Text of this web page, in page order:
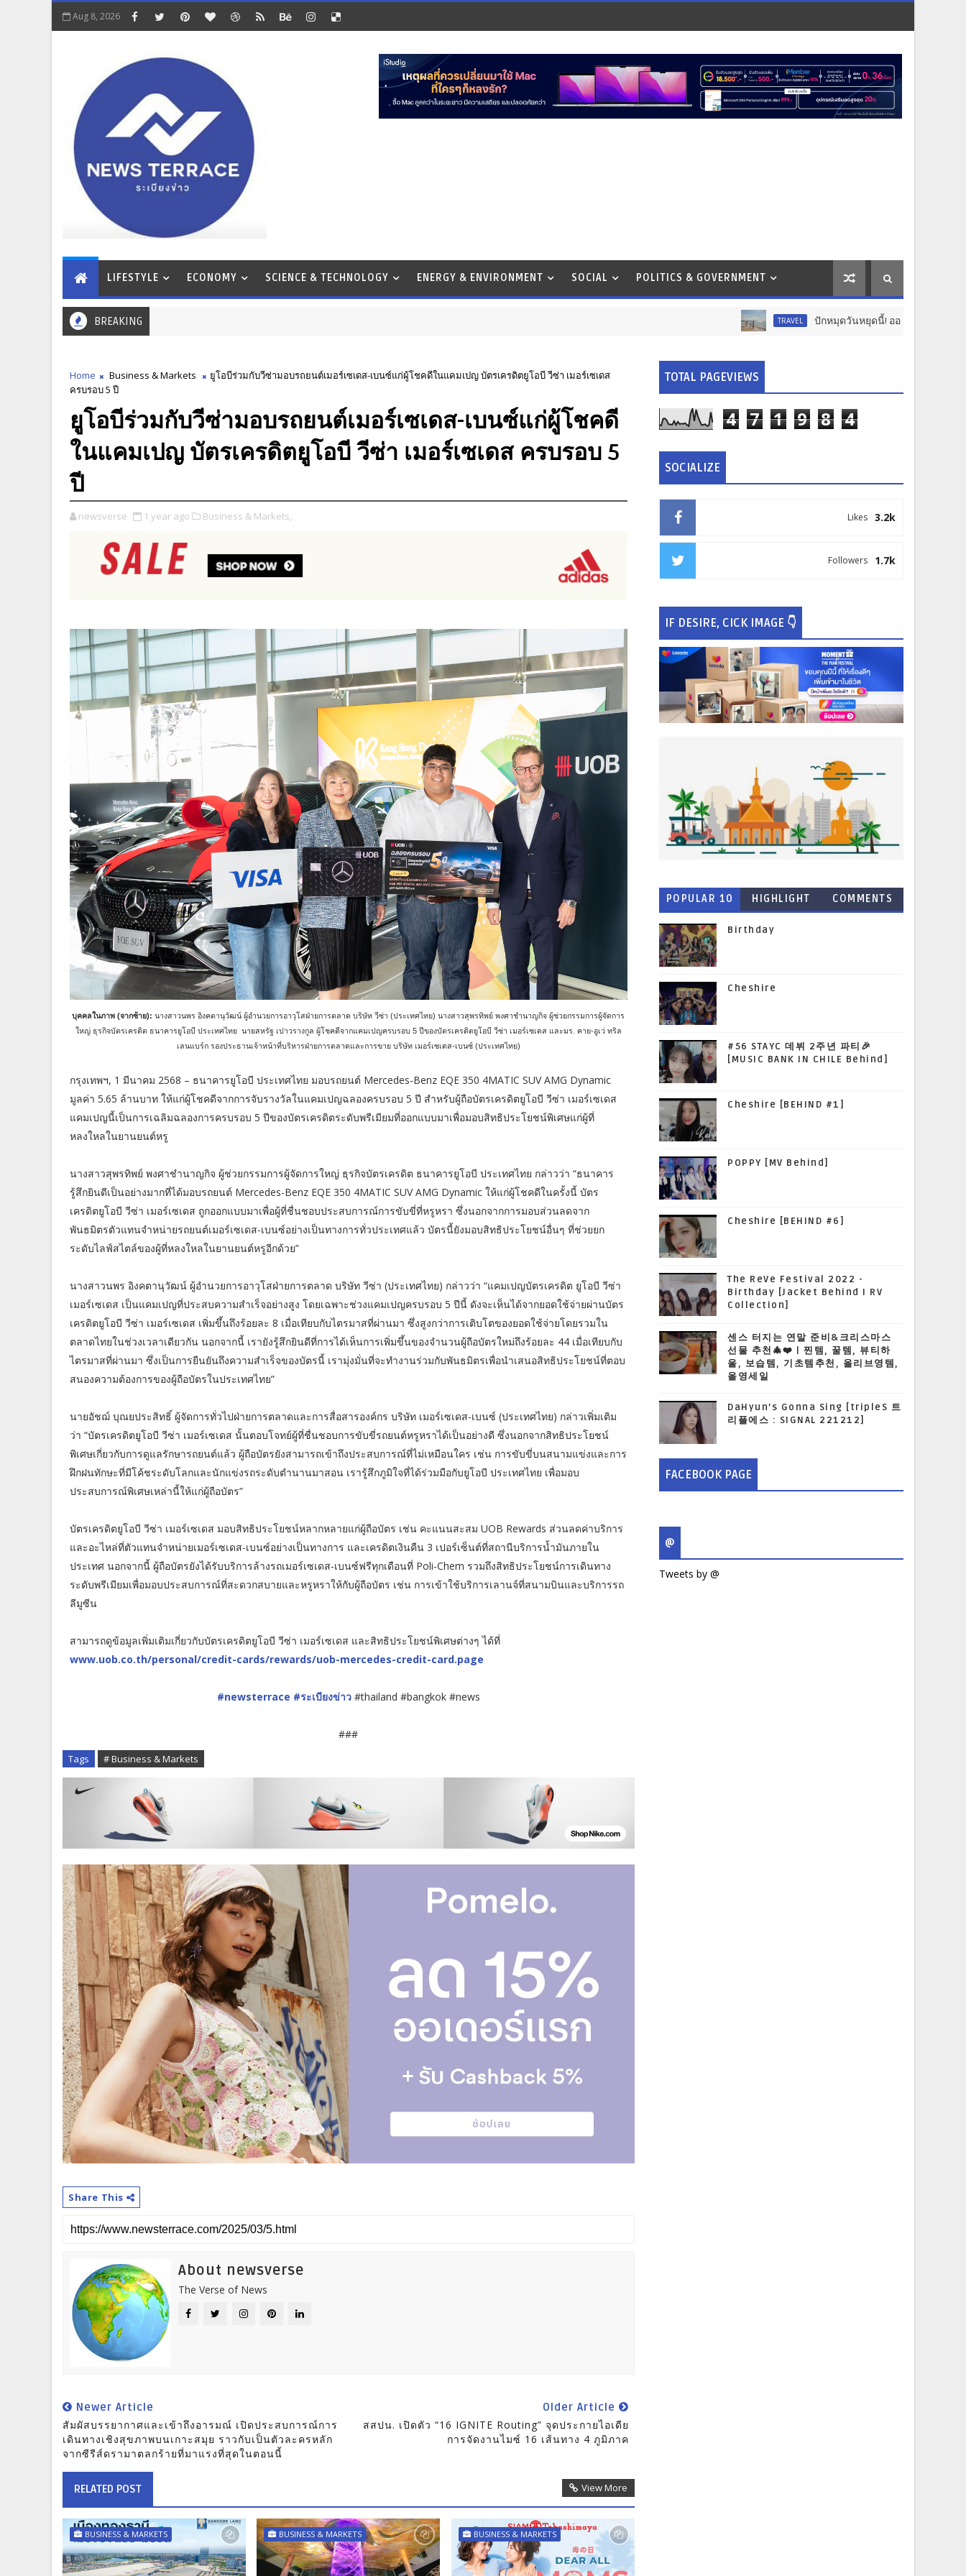
Aug 8, 2026
LIFESTYLE ECONOMY SCIENCE & TECHNOLOGY ENERGY & ENVIRONMENT SOCIAL POLITICS & GOVERNMENT
BREAKING TRAVEL ปักหมุดวันหยุดนี้! ออกไปสร้างช่วงเวลาพิเศ
Home Business & Markets
ยูโอบีร่วมกับวีซ่ามอบรถยนต์เมอร์เซเดส-เบนซ์แก่ผู้โชคดีในแคมเปญ บัตรเครดิตยูโอบี วีซ่า เมอร์เซเดส
ครบรอบ 5 ปี
ยูโอบีร่วมกับวีซ่ามอบรถยนต์เมอร์เซเดส-เบนซ์แก่ผู้โชคดี
ในแคมเปญ บัตรเครดิตยูโอบี วีซ่า เมอร์เซเดส ครบรอบ 5
ปี
newsverse 1 year ago Business & Markets,
บุคคลในภาพ (จากซ้าย):นางสาวนพร อิงคตานุวัฒน์ ผู้อำนวยการอาวุโสฝ่ายการตลาด บริษัท วีซ่า (ประเทศไทย) นางสาวสุพรทิพย์ พงศาชำนาญกิจ ผู้ช่วยกรรมการผู้จัดการ
ใหญ่ ธุรกิจบัตรเครดิต ธนาคารยูโอบี ประเทศไทย นายสหรัฐ เปาวรางกูล ผู้โชคดีจากแคมเปญครบรอบ 5ปีของบัตรเครดิตยูโอบี วีซ่า เมอร์เซเดส และมร. คาย-อูเว่ ทริล
เลนแบร์ก รองประธานเจ้าหน้าที่บริหารฝ่ายการตลาดและการขาย บริษัท เมอร์เซเดส-เบนซ์ (ประเทศไทย)
กรุงเทพฯ, 1 มีนาคม 2568 – ธนาคารยูโอบี ประเทศไทย มอบรถยนต์ Mercedes-Benz EQE 350 4MATIC SUV AMG Dynamic
มูลค่า 5.65 ล้านบาท ให้แก่ผู้โชคดีจากการจับรางวัลในแคมเปญฉลองครบรอบ 5 ปี สำหรับผู้ถือบัตรเครดิตยูโอบี วีซ่า เมอร์เซเดส
แคมเปญนี้เป็นการเฉลิมฉลองการครบรอบ 5 ปีของบัตรเครดิตระดับพรีเมียมที่ออกแบบมาเพื่อมอบสิทธิประโยชน์พิเศษแก่ผู้ที่
หลงใหลในยานยนต์หรู
นางสาวสุพรทิพย์ พงศาชำนาญกิจ ผู้ช่วยกรรมการผู้จัดการใหญ่ ธุรกิจบัตรเครดิต ธนาคารยูโอบี ประเทศไทย กล่าวว่า “ธนาคาร
รู้สึกยินดีเป็นอย่างมากที่ได้มอบรถยนต์ Mercedes-Benz EQE 350 4MATIC SUV AMG Dynamic ให้แก่ผู้โชคดีในครั้งนี้ บัตร
เครดิตยูโอบี วีซ่า เมอร์เซเดส ถูกออกแบบมาเพื่อผู้ที่ชื่นชอบประสบการณ์การขับขี่ที่หรูหรา ซึ่งนอกจากการมอบส่วนลดจาก
พันธมิตรตัวแทนจำหน่ายรถยนต์เมอร์เซเดส-เบนซ์อย่างเป็นทางการทั่วประเทศแล้ว บัตรนี้ยังมอบสิทธิประโยชน์อื่นๆ ที่ช่วยยก
ระดับไลฟ์สไตล์ของผู้ที่หลงใหลในยานยนต์หรูอีกด้วย”
นางสาวนพร อิงคตานุวัฒน์ ผู้อำนวยการอาวุโสฝ่ายการตลาด บริษัท วีซ่า (ประเทศไทย) กล่าวว่า “แคมเปญบัตรเครดิต ยูโอบี วีซ่า
เมอร์เซเดส เป็นแคมเปญที่ประสบความสำเร็จอย่างสูง โดยเฉพาะช่วงแคมเปญครบรอบ 5 ปีนี้ ดังจะเห็นได้จากยอดใช้จ่ายผ่านบัตร
เครดิตยูโอบี วีซ่า เมอร์เซเดส เพิ่มขึ้นถึงร้อยละ 8 เมื่อเทียบกับไตรมาสที่ผ่านมา ซึ่งสูงกว่าการเติบโตของยอดใช้จ่ายโดยรวมใน
ตลาดไทยในช่วงเวลาเดียวกัน นอกจากนี้ เรายังรู้สึกยินดีที่การได้เห็นการเพิ่มขึ้นของจำนวนผู้ถือบัตรใหม่ถึงร้อยละ 44 เมื่อเทียบกับ
ไตรมาสที่ผ่านมา ซึ่งเป็นการยืนยันถึงความสำเร็จของบัตรนี้ เรามุ่งมั่นที่จะทำงานร่วมกับพันธมิตรเพื่อนำเสนอสิทธิประโยชน์ที่ตอบ
สนองความต้องการของผู้ถือบัตรในประเทศไทย”
นายอัชฌ์ บุณยประสิทธิ์ ผู้จัดการทั่วไปฝ่ายการตลาดและการสื่อสารองค์กร บริษัท เมอร์เซเดส-เบนซ์ (ประเทศไทย) กล่าวเพิ่มเติม
ว่า “บัตรเครดิตยูโอบี วีซ่า เมอร์เซเดส นั้นตอบโจทย์ผู้ที่ชื่นชอบการขับขี่รถยนต์หรูหราได้เป็นอย่างดี ซึ่งนอกจากสิทธิประโยชน์
พิเศษเกี่ยวกับการดูแลรักษารถยนต์แล้ว ผู้ถือบัตรยังสามารถเข้าถึงประสบการณ์ที่ไม่เหมือนใคร เช่น การขับขี่บนสนามแข่งและการ
ฝึกฝนทักษะที่มีโค้ชระดับโลกและนักแข่งรถระดับตำนานมาสอน เรารู้สึกภูมิใจที่ได้ร่วมมือกับยูโอบี ประเทศไทย เพื่อมอบ
ประสบการณ์พิเศษเหล่านี้ให้แก่ผู้ถือบัตร”
บัตรเครดิตยูโอบี วีซ่า เมอร์เซเดส มอบสิทธิประโยชน์หลากหลายแก่ผู้ถือบัตร เช่น คะแนนสะสม UOB Rewards ส่วนลดค่าบริการ
และอะไหล่ที่ตัวแทนจำหน่ายเมอร์เซเดส-เบนซ์อย่างเป็นทางการ และเครดิตเงินคืน 3 เปอร์เซ็นต์ที่สถานีบริการน้ำมันภายใน
ประเทศ นอกจากนี้ ผู้ถือบัตรยังได้รับบริการล้างรถเมอร์เซเดส-เบนซ์ฟรีทุกเดือนที่ Poli-Chem รวมถึงสิทธิประโยชน์การเดินทาง
ระดับพรีเมียมเพื่อมอบประสบการณ์ที่สะดวกสบายและหรูหราให้กับผู้ถือบัตร เช่น การเข้าใช้บริการเลานจ์ที่สนามบินและบริการรถ
ลีมูซีน
สามารถดูข้อมูลเพิ่มเติมเกี่ยวกับบัตรเครดิตยูโอบี วีซ่า เมอร์เซเดส และสิทธิประโยชน์พิเศษต่างๆ ได้ที่
www.uob.co.th/personal/credit-cards/rewards/uob-mercedes-credit-card.page
#newsterrace #ระเบียงข่าว#thailand #bangkok #news
###
Tags # Business & Markets
Share This
About newsverse
The Verse of News
Newer Article
สัมผัสบรรยากาศและเข้าถึงอารมณ์ เปิดประสบการณ์การ
เดินทางเชิงสุขภาพบนเกาะสมุย ราวกับเป็นตัวละครหลัก
จากซีรีส์ดรามาตลกร้ายที่มาแรงที่สุดในตอนนี้
Older Article
สสปน. เปิดตัว “16 IGNITE Routing” จุดประกายไอเดีย
การจัดงานไมซ์ 16 เส้นทาง 4 ภูมิภาค
RELATED POST View More
BUSINESS & MARKETS BUSINESS & MARKETS BUSINESS & MARKETS
TOTAL PAGEVIEWS
4 7 1 9 8 4
SOCIALIZE
3.2k
Likes
1.7k
Followers
IF DESIRE, CICK IMAGE 👇
POPULAR 10
HIGHLIGHT
COMMENTS
Birthday
Cheshire
#56 STAYC 데뷔 2주년 파티🎉
[MUSIC BANK IN CHILE Behind]
Cheshire [BEHIND #1]
POPPY [MV Behind]
Cheshire [BEHIND #6]
The ReVe Festival 2022 -
Birthday [Jacket Behind I RV
Collection]
센스 터지는 연말 준비&크리스마스
선물 추천🎄❤️ | 찐템, 꿀템, 뷰티하
울, 보습템, 기초템추천, 올리브영템,
올영세일
DaHyun’s Gonna Sing [tripleS 트
리플에스 : SIGNAL 221212]
FACEBOOK PAGE
@
Tweets by @